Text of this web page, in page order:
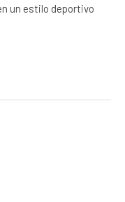
un estilo deportivo